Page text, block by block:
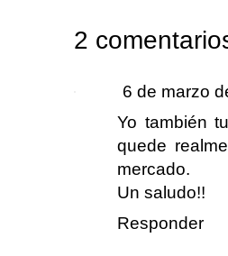
2
6 de marzo
Yo también
quede
mercado.
Un saludo!!
Responder